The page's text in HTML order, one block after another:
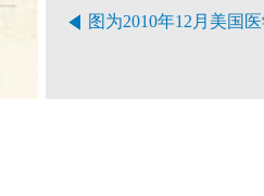
图为2010年12月美国